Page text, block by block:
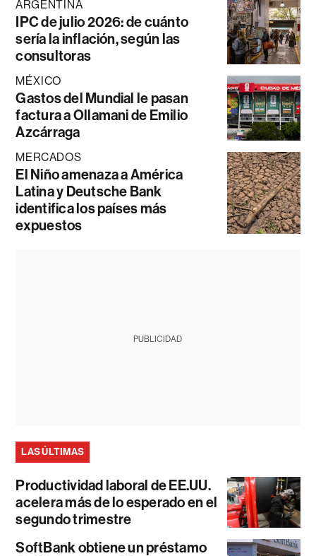
ARGENTINA
IPC de julio 2026: de cuánto
sería la inflación, según las
consultoras
MÉXICO
Gastos del Mundial le pasan
factura a Ollamani de Emilio
Azcárraga
MERCADOS
El Niño amenaza a América
Latina y Deutsche Bank
identifica los países más
expuestos
PUBLICIDAD
LAS ÚLTIMAS
Productividad laboral de EE.UU.
acelera más de lo esperado en el
segundo trimestre
SoftBank obtiene un préstamo